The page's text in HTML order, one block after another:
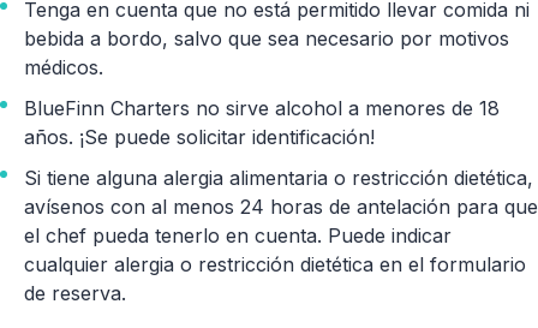
Tenga en cuenta que no está permitido llevar comida ni
bebida a bordo, salvo que sea necesario por motivos
médicos.
BlueFinn Charters no sirve alcohol a menores de 18
años. ¡Se puede solicitar identificación!
Si tiene alguna alergia alimentaria o restricción dietética,
avísenos con al menos 24 horas de antelación para que
el chef pueda tenerlo en cuenta. Puede indicar
cualquier alergia o restricción dietética en el formulario
de reserva.